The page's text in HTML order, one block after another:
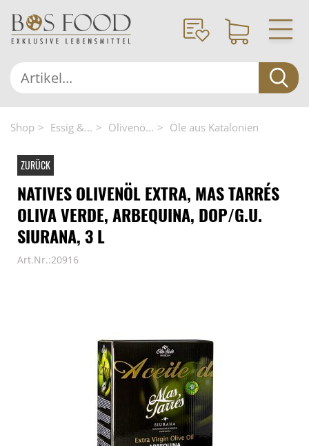
Shop Essig &... Olivenö... Öle aus Katalonien
ZURÜCK
NATIVES OLIVENÖL EXTRA, MAS TARRÉS
OLIVA VERDE, ARBEQUINA, DOP/G.U.
SIURANA, 3 L
Art.Nr.:20916